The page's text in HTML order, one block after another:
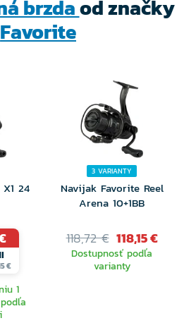
brzdaod značky
Favorite
24
€
1
3 VARIANTY
Navijak Favorite Reel
Arena 10+1BB
118,72 € 118,15 €
Dostupnosť podľa
varianty